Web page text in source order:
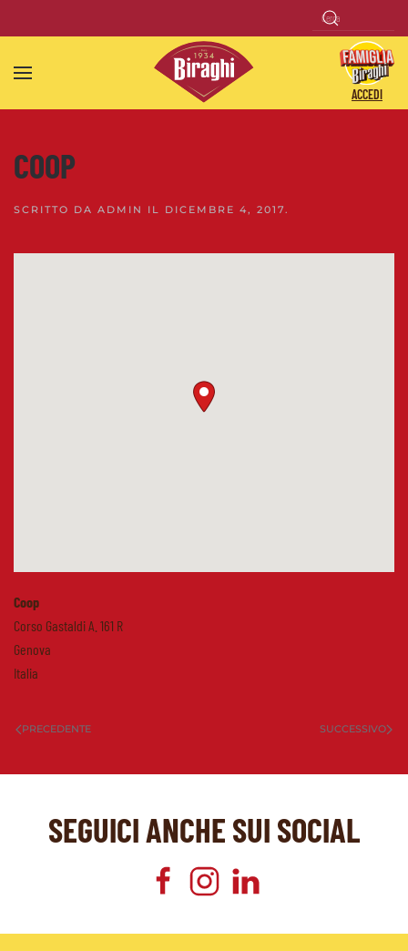
Skip to main content
ACCEDI
COOP
SCRITTO DA ADMIN IL DICEMBRE 4, 2017.
Coop
Corso Gastaldi A. 161 R
Genova
Italia
PRECEDENTE SUCCESSIVO
SEGUICI ANCHE SUI SOCIAL